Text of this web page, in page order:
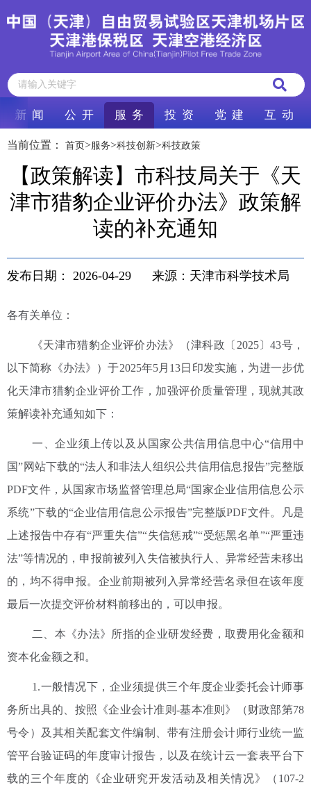
新 闻 公 开 服 务 投 资 党 建 互 动
当前位置： 首页>服务>科技创新>科技政策
【政策解读】市科技局关于《天
津市猎豹企业评价办法》政策解
读的补充通知
发布日期： 2026-04-29 来源：天津市科学技术局
各有关单位：
《天津市猎豹企业评价办法》（津科政〔2025〕43号，
以下简称《办法》）于2025年5月13日印发实施，为进一步优
化天津市猎豹企业评价工作，加强评价质量管理，现就其政
策解读补充通知如下：
一、企业须上传以及从国家公共信用信息中心“信用中
国”网站下载的“法人和非法人组织公共信用信息报告”完整版
PDF文件，从国家市场监督管理总局“国家企业信用信息公示
系统”下载的“企业信用信息公示报告”完整版PDF文件。凡是
上述报告中存有“严重失信”“失信惩戒”“受惩黑名单”“严重违
法”等情况的，申报前被列入失信被执行人、异常经营未移出
的，均不得申报。企业前期被列入异常经营名录但在该年度
最后一次提交评价材料前移出的，可以申报。
二、本《办法》所指的企业研发经费，取费用化金额和
资本化金额之和。
1.一般情况下，企业须提供三个年度企业委托会计师事
务所出具的、按照《企业会计准则-基本准则》（财政部第78
号令）及其相关配套文件编制、带有注册会计师行业统一监
管平台验证码的年度审计报告，以及在统计云一套表平台下
载的三个年度的《企业研究开发活动及相关情况》（107-2